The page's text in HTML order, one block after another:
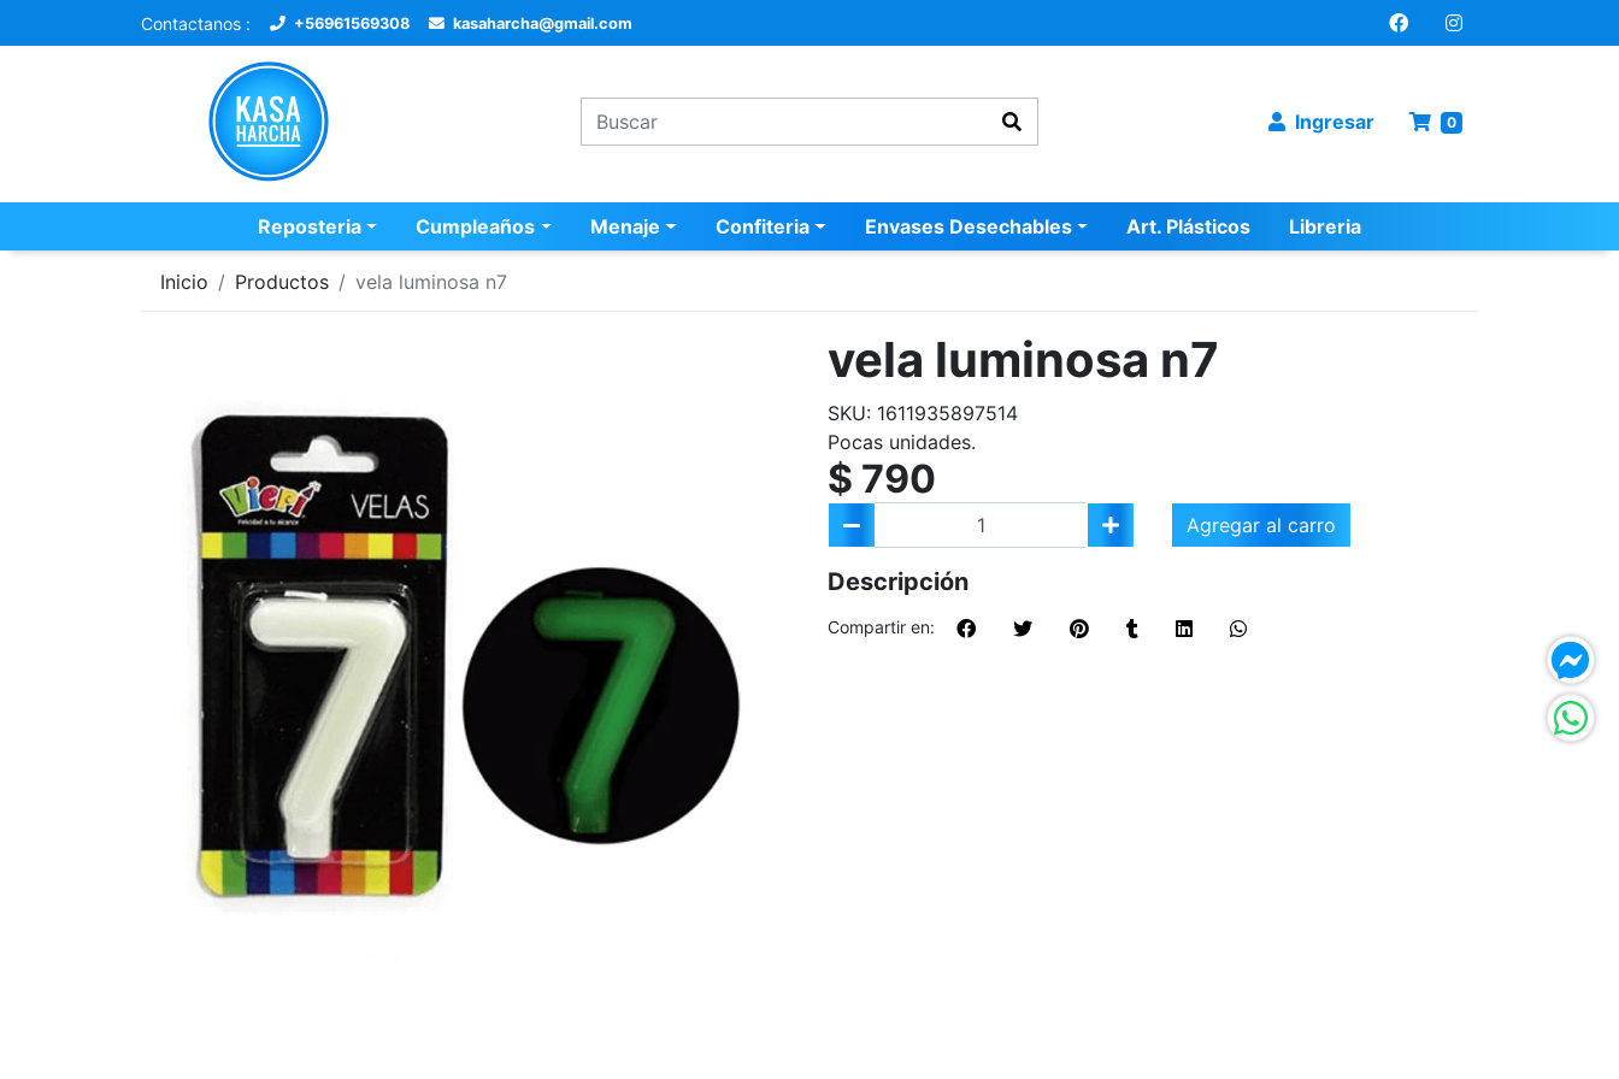
Contactanos : +56961569308 kasaharcha@gmail.com
Ingresar 0
Reposteria Cumpleaños Menaje Confiteria Envases Desechables Art. Plásticos Libreria
Inicio Productos vela luminosa n7
vela luminosa n7
SKU: 1611935897514
Pocas unidades.
$ 790
Agregar al carro
Descripción
Compartir en: